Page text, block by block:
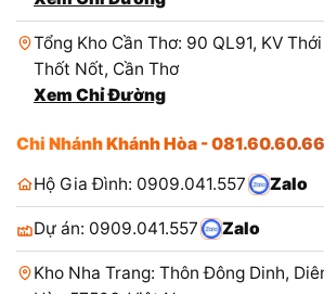
Tổng Kho Cần Thơ: 90 QL91, KV
Thốt Nốt, Cần Thơ
Xem Chỉ Đường
Chi Nhánh Khánh Hòa -
Hộ Gia Đình: 0909.041.557
Zalo
Dự án: 0909.041.557 Zalo
Kho Nha Trang: Thôn Đông Dinh,